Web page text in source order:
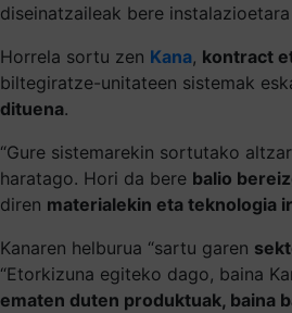
diseinatzaileak bere
Horrela sortu zen Kana, kontract
biltegiratze-unitateen sistemak
dituena.
“Gure sistemarekin sortutako
haratago. Hori da bere balio
diren materialekin eta teknologia
Kanaren helburua “sartu garen
“Etorkizuna egiteko dago, baina
ematen duten produktuak, baina